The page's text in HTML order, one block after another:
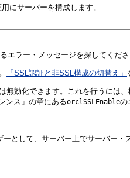
にサーバーを構成します。
エラー・メッセージを探してくださ
「SSL認証と非SSL構成の切替え」
無効化できます。これを行うには、
ンス」の章にあるorclSSLEnableの
として、サーバー上でサーバー・